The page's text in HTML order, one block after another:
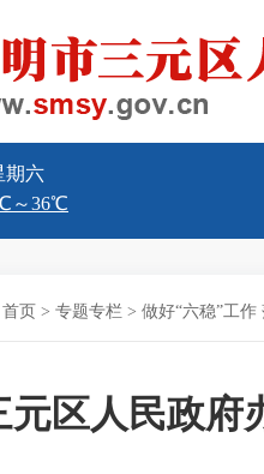
期六
首页 > 专题专栏 > 做好“六稳”工作
元区人民政府